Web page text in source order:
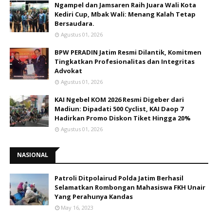
Ngampel dan Jamsaren Raih Juara Wali Kota
Kediri Cup, Mbak Wali: Menang Kalah Tetap
Bersaudara.
Agustus 01, 2026
BPW PERADIN Jatim Resmi Dilantik, Komitmen
Tingkatkan Profesionalitas dan Integritas
Advokat
Agustus 01, 2026
KAI Ngebel KOM 2026 Resmi Digeber dari
Madiun: Dipadati 500 Cyclist, KAI Daop 7
Hadirkan Promo Diskon Tiket Hingga 20%
Agustus 01, 2026
NASIONAL
Patroli Ditpolairud Polda Jatim Berhasil
Selamatkan Rombongan Mahasiswa FKH Unair
Yang Perahunya Kandas
May 16, 2023